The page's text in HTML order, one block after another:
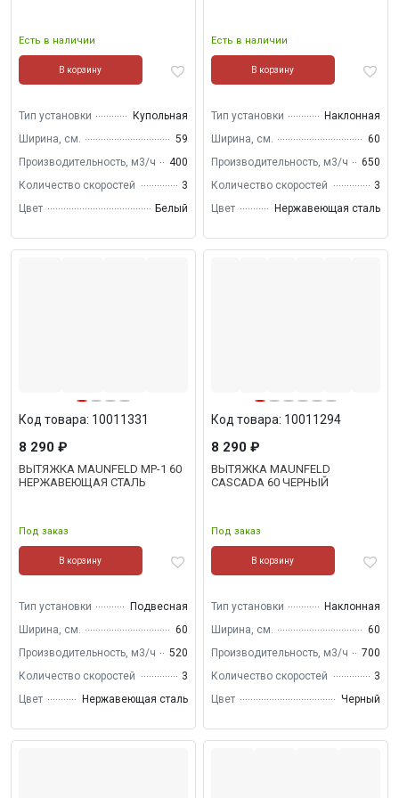
Есть в наличии
В корзину
Тип установки
Купольная
Ширина, см.
59
Производительность, м3/ч
400
Количество скоростей
3
Цвет
Белый
Есть в наличии
В корзину
Тип установки
Наклонная
Ширина, см.
60
Производительность, м3/ч
650
Количество скоростей
3
Цвет
Нержавеющая сталь
ВЫТЯЖКА MAUNFELD MP-1 60
НЕРЖАВЕЮЩАЯ СТАЛЬ
Под заказ
Код товара: 10011331
8 290 ₽
В корзину
Тип установки
Подвесная
Ширина, см.
60
Производительность, м3/ч
520
Количество скоростей
3
Цвет
Нержавеющая сталь
ВЫТЯЖКА MAUNFELD
CASCADA 60 ЧЕРНЫЙ
Под заказ
Код товара: 10011294
8 290 ₽
В корзину
Тип установки
Наклонная
Ширина, см.
60
Производительность, м3/ч
700
Количество скоростей
3
Цвет
Черный